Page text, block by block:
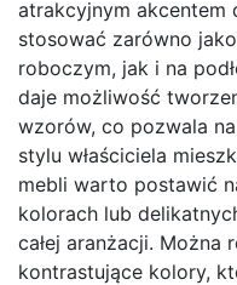
atrakcyjnym akcentem
stosować zarówno
roboczym, jak i na
daje możliwość
wzorów, co pozwala
stylu właściciela
mebli warto postawić
kolorach lub
całej aranżacji. Można
kontrastujące kolory,